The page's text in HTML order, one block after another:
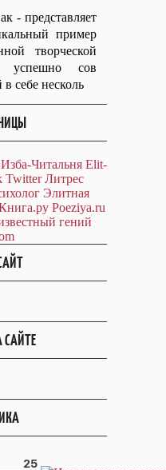
- представляет
пример
творческой
успешно сов
себе несколь
Изба-Читальня Elit-
Twitter Литрес
Элитная
Poeziya.ru
гений
САЙТЕ